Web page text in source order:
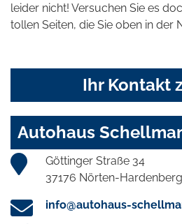
leider nicht! Versuchen Sie es
tollen Seiten, die Sie oben in der
Ihr Kontakt
Autohaus
Göttinger Straße 34
37176 Nörten-Hardenberg
info@autohaus-